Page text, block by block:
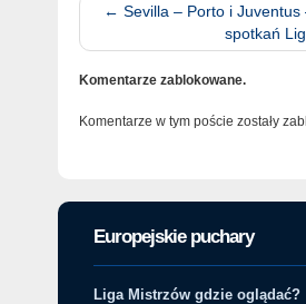
← Sevilla – Porto i
spotkań
Komentarze zablokowane.
Komentarze w tym poście zostały
Europejskie puchary
Liga Mistrzów gdzie oglądać?